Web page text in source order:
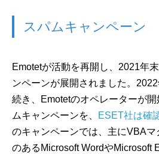
スパムキャンペーン
Emotetが活動を再開し、2021年
ンペーンが展開されました。
続き、Emotetのオペレーターが
ムキャンペーンを、
ESET社は確
のキャンペーンでは、主にVBA
のあるMicrosoft WordやMicrosoft